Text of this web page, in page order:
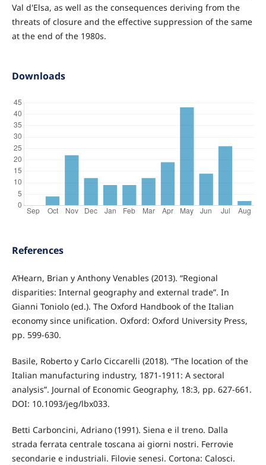
Val d'Elsa, as well as the consequences deriving from the
threats of closure and the effective suppression of the same
at the end of the 1980s.
Downloads
References
A’Hearn, Brian y Anthony Venables (2013). “Regional
disparities: Internal geography and external trade”. In
Gianni Toniolo (ed.). The Oxford Handbook of the Italian
economy since unification. Oxford: Oxford University Press,
pp. 599-630.
Basile, Roberto y Carlo Ciccarelli (2018). “The location of the
Italian manufacturing industry, 1871-1911: A sectoral
analysis”. Journal of Economic Geography, 18:3, pp. 627-661.
DOI: 10.1093/jeg/lbx033.
Betti Carboncini, Adriano (1991). Siena e il treno. Dalla
strada ferrata centrale toscana ai giorni nostri. Ferrovie
secondarie e industriali. Filovie senesi. Cortona: Calosci.